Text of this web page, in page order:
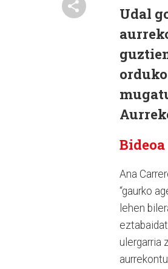
Udal
Bideoa
Ana
“gaurko
lehen
ulergarria